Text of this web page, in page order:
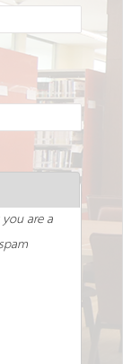
are a